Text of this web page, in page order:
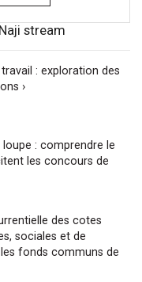
stream
travail : exploration des
›
: comprendre le
les concours de
des cotes
sociales et de
fonds communs de